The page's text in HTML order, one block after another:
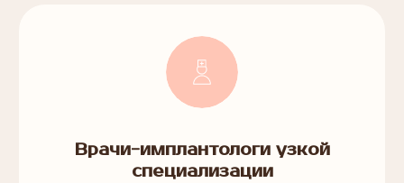
Врачи-имплантологи узкой
специализации